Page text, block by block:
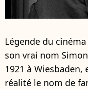
Légende du
son vrai nom
1921 à
réalité le nom de